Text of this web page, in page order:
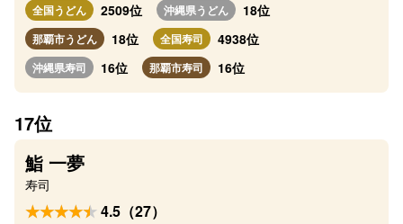
全国うどん 2509位 沖縄県うどん 18位
那覇市うどん 18位 全国寿司 4938位
沖縄県寿司 16位 那覇市寿司 16位
17位
鮨 一夢
寿司
4.5（27）